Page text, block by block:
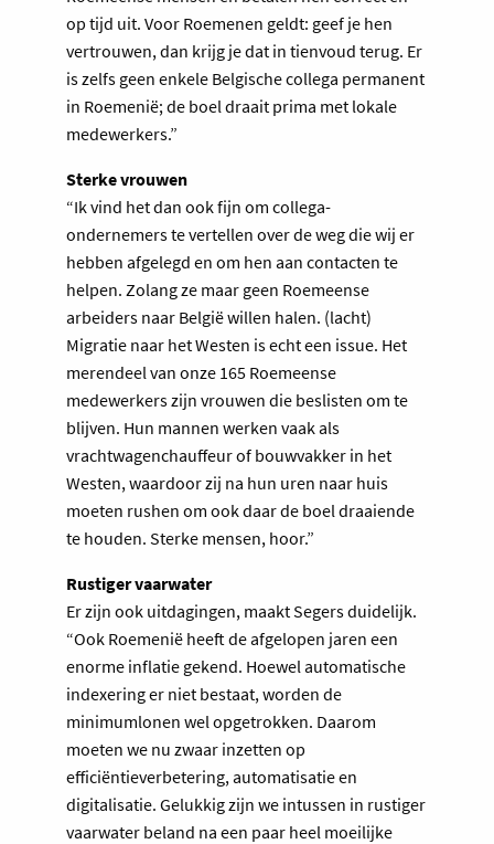
op tijd uit. Voor Roemenen geldt: geef je hen
vertrouwen, dan krijg je dat in tienvoud terug. Er
is zelfs geen enkele Belgische collega permanent
in Roemenië; de boel draait prima met lokale
medewerkers.”
Sterke vrouwen
“Ik vind het dan ook fijn om collega-
ondernemers te vertellen over de weg die wij er
hebben afgelegd en om hen aan contacten te
helpen. Zolang ze maar geen Roemeense
arbeiders naar België willen halen. (lacht)
Migratie naar het Westen is echt een issue. Het
merendeel van onze 165 Roemeense
medewerkers zijn vrouwen die beslisten om te
blijven. Hun mannen werken vaak als
vrachtwagenchauffeur of bouwvakker in het
Westen, waardoor zij na hun uren naar huis
moeten rushen om ook daar de boel draaiende
te houden. Sterke mensen, hoor.”
Rustiger vaarwater
Er zijn ook uitdagingen, maakt Segers duidelijk.
“Ook Roemenië heeft de afgelopen jaren een
enorme inflatie gekend. Hoewel automatische
indexering er niet bestaat, worden de
minimumlonen wel opgetrokken. Daarom
moeten we nu zwaar inzetten op
efficiëntieverbetering, automatisatie en
digitalisatie. Gelukkig zijn we intussen in rustiger
vaarwater beland na een paar heel moeilijke